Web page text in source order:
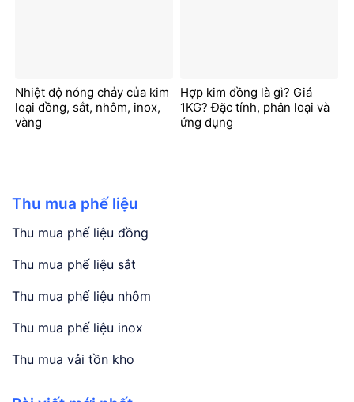
Thu mua phế liệu
Thu mua phế liệu đồng
Thu mua phế liệu sắt
Thu mua phế liệu nhôm
Thu mua phế liệu inox
Thu mua vải tồn kho
Nhiệt độ nóng chảy của kim
loại đồng, sắt, nhôm, inox,
vàng
Hợp kim đồng là gì? Giá
1KG? Đặc tính, phân loại và
ứng dụng